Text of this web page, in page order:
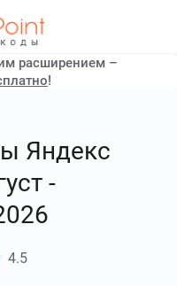
расширением –
!
Яндекс
-
4.5